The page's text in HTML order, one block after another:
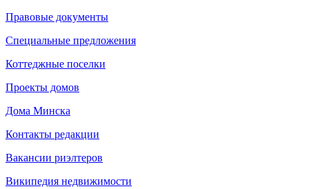
Правовые документы
Специальные предложения
Коттеджные поселки
Проекты домов
Дома Минска
Контакты редакции
Вакансии риэлтеров
Википедия недвижимости